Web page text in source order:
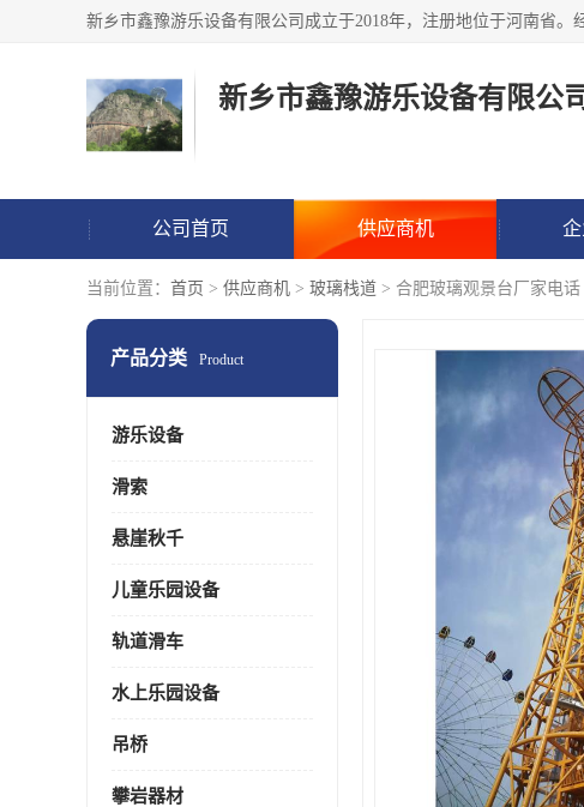
新乡市鑫豫游乐设备有限公
公司首页 供应商机
当前位置： 首页 > 供应商机 > 玻璃栈道 > 合肥玻璃观景台厂家电话
产品分类 Product
游乐设备
滑索
悬崖秋千
儿童乐园设备
轨道滑车
水上乐园设备
吊桥
攀岩器材